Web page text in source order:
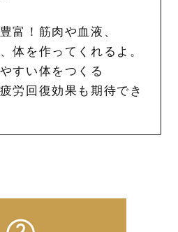
富！筋肉や血液、
体を作ってくれるよ。
すい体をつくる
労回復効果も期待でき